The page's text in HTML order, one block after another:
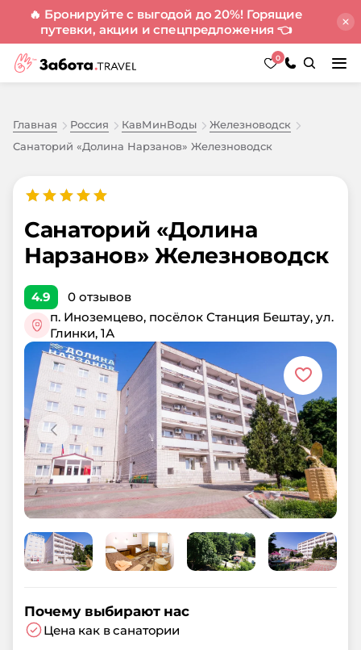
🔥 Бронируйте с выгодой до 20%! Горящие
путевки, акции и спецпредложения 👈
0
Главная Россия КавМинВоды
Железноводск
Санаторий «Долина Нарзанов» Железноводск
Санаторий «Долина
Нарзанов» Железноводск
4.9 0 отзывов
п. Иноземцево, посёлок Станция Бештау, ул.
Глинки, 1А
Почему выбирают нас
Цена как в санатории